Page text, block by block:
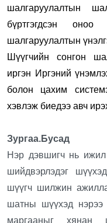
шалгаруулалтын
бүртгэгдсэн
шалгаруулалтын
Шүүгчийн сонгон
иргэн Иргэний
болон цахим
хэвлэж биедээ авч
Зургаа.Бусад
Нэр дэвшигч нь ижил
шийдвэрлэдэг
шүүгч шилжин
шатны шүүхэд нэрээ
маргааныг хянан